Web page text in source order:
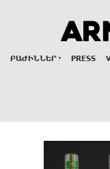
ԲԱԺԻՆՆԵՐ PRESS